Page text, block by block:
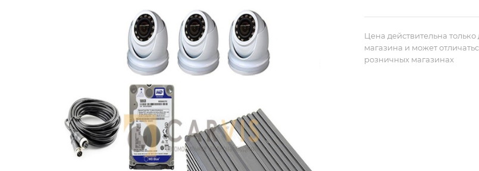
Цена действительна только
магазина и может
розничных магазинах